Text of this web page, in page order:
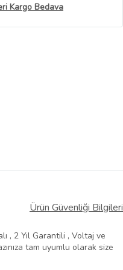
Kargo Bedava
Ürün Güvenliği Bilgileri
, 2 Yıl Garantili , Voltaj ve
tam uyumlu olarak size